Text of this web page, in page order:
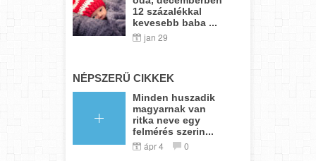
12 százalékkal
kevesebb baba ...
jan 29
NÉPSZERŰ CIKKEK
Minden huszadik
magyarnak van
ritka neve egy
felmérés szerin...
ápr 4 0